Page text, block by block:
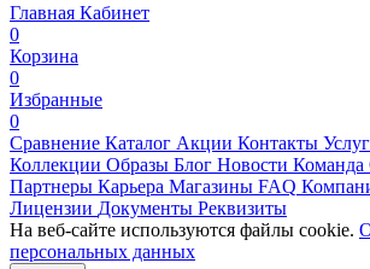
Главная Кабинет
0
Корзина
0
Избранные
0
Сравнение Каталог Акции Контакты
Коллекции Образы Блог Новости Команда
Партнеры Карьера Магазины FAQ
Лицензии Документы Реквизиты
На веб-сайте используются файлы cookie.
персональных данных